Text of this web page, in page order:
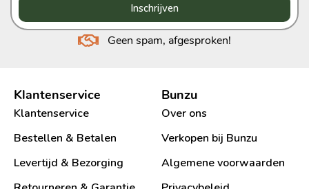
Inschrijven
Geen spam, afgesproken!
Klantenservice
Klantenservice
Bestellen & Betalen
Levertijd & Bezorging
Bunzu
Over ons
Verkopen bij Bunzu
Algemene voorwaarden